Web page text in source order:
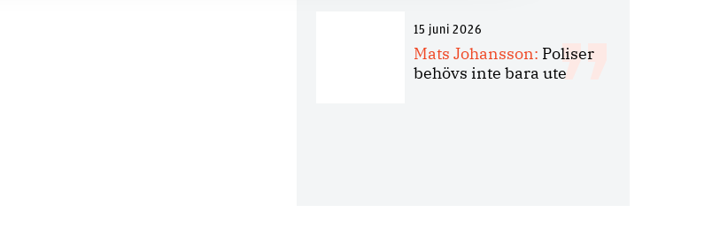
15 juni 2026
Mats Johansson: Poliser
behövs inte bara ute